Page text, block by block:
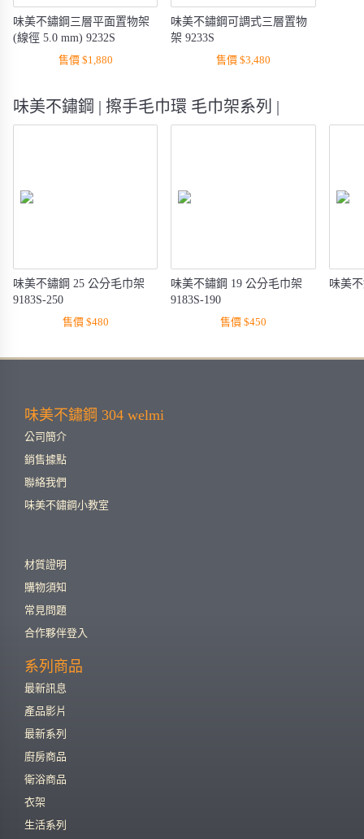
味美不鏽鋼三層平面置物架
(線徑 5.0 mm) 9232S
售價 $1,880
味美不鏽鋼可調式三層置物
架 9233S
售價 $3,480
味美不鏽鋼 | 擦手毛巾環 毛巾架系列 |
味美不鏽鋼 25 公分毛巾架
9183S-250
售價 $480
味美不鏽鋼 19 公分毛巾架
9183S-190
售價 $450
味美
味美不鏽鋼 304 welmi
公司簡介
銷售據點
聯絡我們
味美不鏽鋼小教室
材質證明
購物須知
常見問題
合作夥伴登入
系列商品
最新訊息
產品影片
最新系列
廚房商品
衛浴商品
衣架
生活系列